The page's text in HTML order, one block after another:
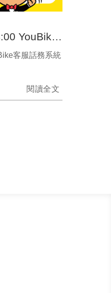
2026/07/26(日) 02:00-04:00 YouBike客服話務系統演練
客服話務系統
閱讀全文